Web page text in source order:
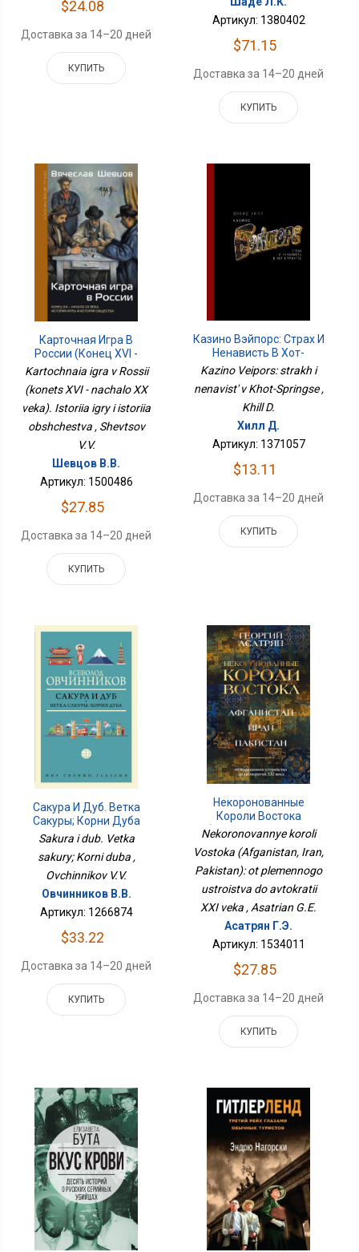
$24.08
Доставка за 14–20 дней
КУПИТЬ
Артикул: 1380402
$71.15
Доставка за 14–20 дней
КУПИТЬ
Карточная Игра В
России (конец XVI -
Начало XX Века).
История Игры И История
Общества
Kartochnaia igra v Rossii
(konets XVI - nachalo XX
veka). Istoriia igry i istoriia
obshchestva , Shevtsov
V.V.
Шевцов В.В.
Артикул: 1500486
$27.85
Доставка за 14–20 дней
КУПИТЬ
Казино Вэйпорс: Страх И
Ненависть В Хот-
Спрингсе
Kazino Veipors: strakh i
nenavist' v Khot-Springse ,
Khill D.
Хилл Д.
Артикул: 1371057
$13.11
Доставка за 14–20 дней
КУПИТЬ
Сакура И Дуб. Ветка
Сакуры; Корни Дуба
Sakura i dub. Vetka
sakury; Korni duba ,
Ovchinnikov V.V.
Овчинников В.В.
Артикул: 1266874
$33.22
Доставка за 14–20 дней
КУПИТЬ
Некоронованные
Короли Востока
(Афганистан, Иран,
Пакистан): От
Племенного Устройства
До Автократий XXI Века
Nekoronovannye koroli
Vostoka (Afganistan, Iran,
Pakistan): ot plemennogo
ustroistva do avtokratii
XXI veka , Asatrian G.E.
Асатрян Г.Э.
Артикул: 1534011
$27.85
Доставка за 14–20 дней
КУПИТЬ